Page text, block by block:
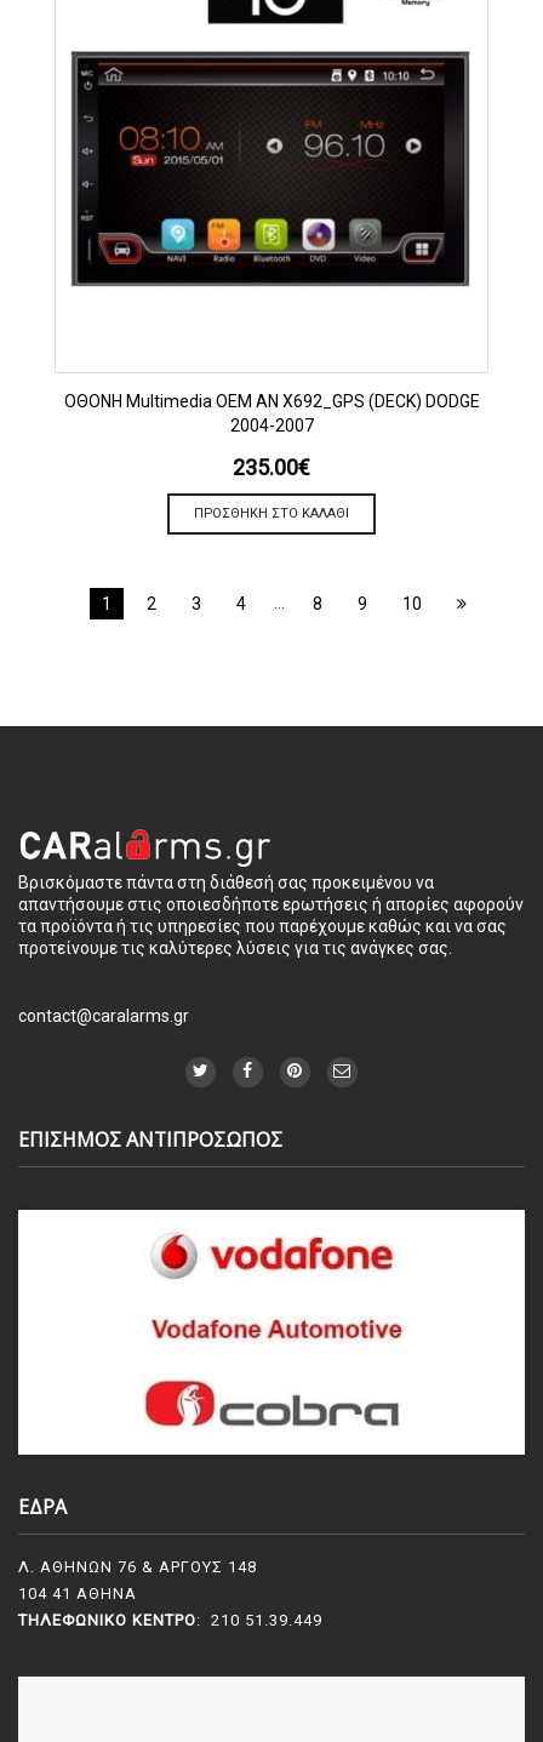
OΘΟΝΗ Multimedia OEM AN X692_GPS (DECK) DODGE
2004-2007
235.00€
ΠΡΟΣΘΉΚΗ ΣΤΟ ΚΑΛΆΘΙ
1 2 3 4 8 9 10
Βρισκόμαστε πάντα στη διάθεσή σας προκειμένου να
απαντήσουμε στις οποιεσδήποτε ερωτήσεις ή απορίες αφορούν
τα προϊόντα ή τις υπηρεσίες που παρέχουμε καθώς και να σας
προτείνουμε τις καλύτερες λύσεις για τις ανάγκες σας.
contact@caralarms.gr
ΕΠΙΣΗΜΟΣ ΑΝΤΙΠΡΟΣΩΠΟΣ
ΕΔΡΑ
Λ. ΑΘΗΝΩΝ 76 & ΑΡΓΟΥΣ 148
104 41 ΑΘΗΝΑ
ΤΗΛΕΦΩΝΙΚΌ ΚΈΝΤΡΟ: 210 51.39.449